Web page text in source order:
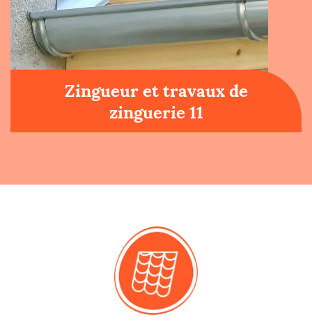
Zingueur et travaux de
zinguerie 11